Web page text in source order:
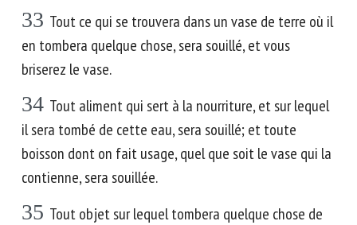
33 Tout ce qui se trouvera dans un vase de terre où il
en tombera quelque chose, sera souillé, et vous
briserez le vase.
34 Tout aliment qui sert à la nourriture, et sur lequel
il sera tombé de cette eau, sera souillé; et toute
boisson dont on fait usage, quel que soit le vase qui la
contienne, sera souillée.
35 Tout objet sur lequel tombera quelque chose de